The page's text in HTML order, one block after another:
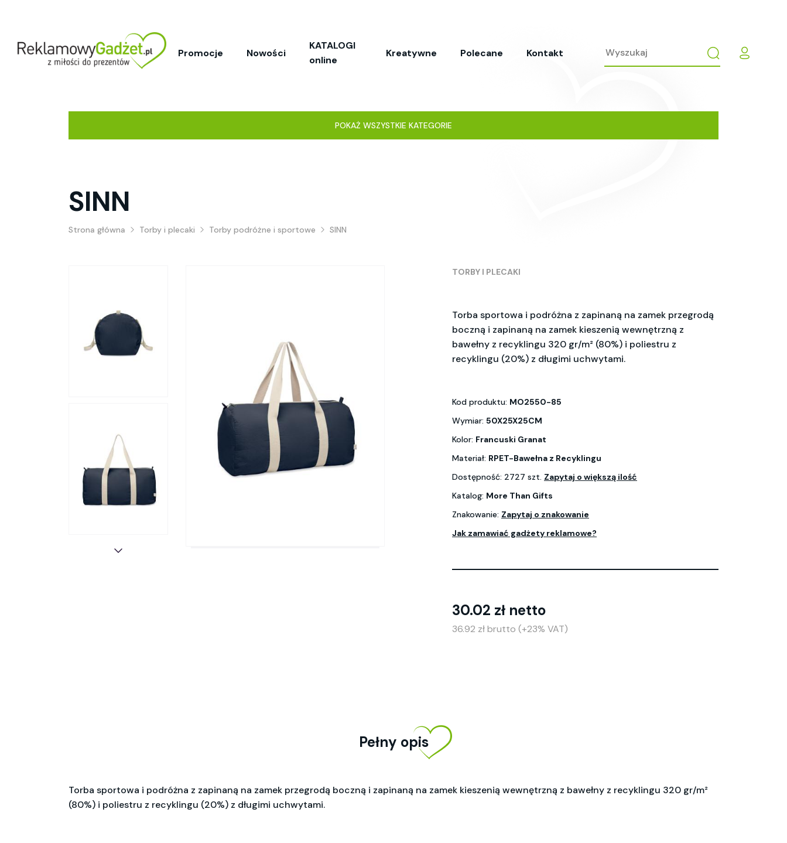
Promocje Nowości
KATALOGI
online
Kreatywne Polecane Kontakt
POKAŻ WSZYSTKIE KATEGORIE
SINN
Strona główna Torby i plecaki Torby podróżne i sportowe SINN
TORBY I PLECAKI
Torba sportowa i podróżna z zapinaną na zamek przegrodą
boczną i zapinaną na zamek kieszenią wewnętrzną z
bawełny z recyklingu 320 gr/m² (80%) i poliestru z
recyklingu (20%) z długimi uchwytami.
Kod produktu: MO2550-85
Wymiar: 50X25X25CM
Kolor: Francuski Granat
Materiał: RPET-Bawełna z Recyklingu
Dostępność: 2727 szt. Zapytaj o większą ilość
Katalog: More Than Gifts
Znakowanie: Zapytaj o znakowanie
Jak zamawiać gadżety reklamowe?
30.02 zł netto
36.92 zł brutto (+23% VAT)
Pełny opis
Torba sportowa i podróżna z zapinaną na zamek przegrodą boczną i zapinaną na zamek kieszenią wewnętrzną z bawełny z recyklingu 320 gr/m²
(80%) i poliestru z recyklingu (20%) z długimi uchwytami.